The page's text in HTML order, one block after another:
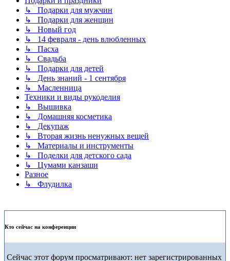
↳ Подарки для мужчин
↳ Подарки для женщин
↳ Новый год
↳ 14 февраля - день влюбленных
↳ Пасха
↳ Свадьба
↳ Подарки для детей
↳ День знаний - 1 сентября
↳ Масленница
Техники и виды рукоделия
↳ Вышивка
↳ Домашняя косметика
↳ Декупаж
↳ Вторая жизнь ненужных вещей
↳ Материалы и инструменты
↳ Поделки для детского сада
↳ Цумами канзаши
Разное
↳ Флудилка
Кто сейчас на конференции
Сейчас этот форум просматривают: нет зарегистрированных